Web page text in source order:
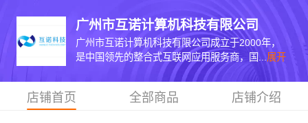
广州市互诺计算机科技有限公司
广州市互诺计算机科技有限公司成立于2000年，
是中国领先的整合式互联网应用服务商，国... 展开
店铺首页 全部商品 店铺介绍